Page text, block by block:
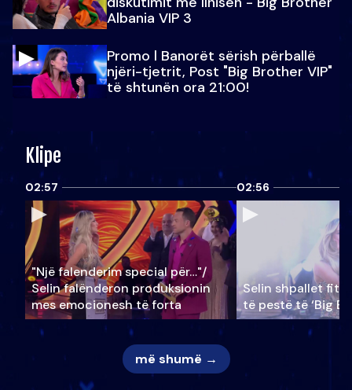
Albania VIP 3
Promo l Banorët sërish përballë
njëri-tjetrit, Post "Big Brother VIP"
të shtunën ora 21:00!
Klipe
02:57
"Një falenderim special për…"/
Selin falënderon produksionin
mes emocionesh të forta
02:56
Selin shpallet
të pestë të ‘Big
më shumë →